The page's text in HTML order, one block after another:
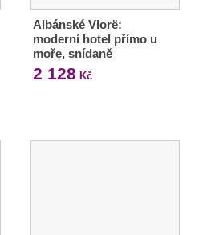
Albánské Vlorë:
moderní hotel přímo u
moře, snídaně
2 128 Kč